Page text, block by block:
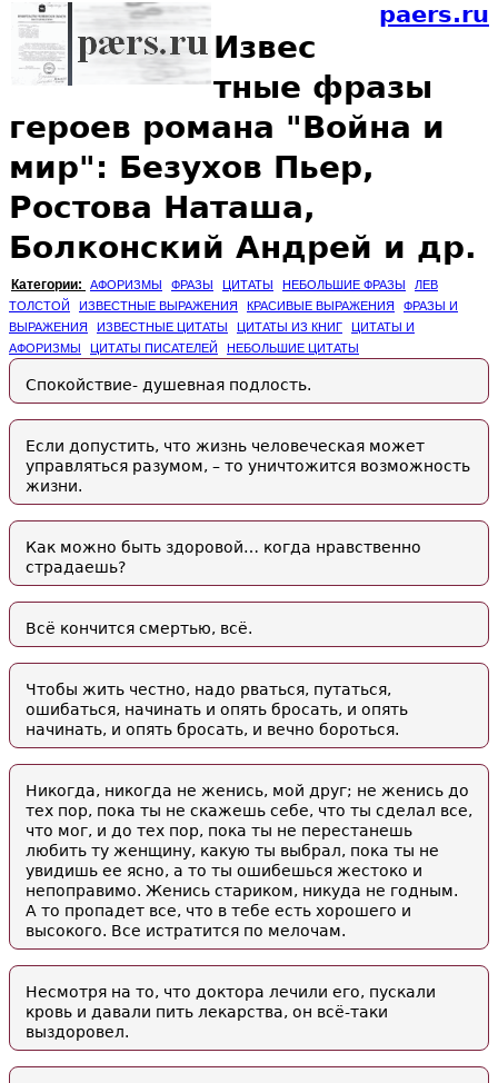
paers.ru
Извес
тные фразы
героев романа "Война и
мир": Безухов Пьер,
Ростова Наташа,
Болконский Андрей и др.
Категории: АФОРИЗМЫ ФРАЗЫ ЦИТАТЫ НЕБОЛЬШИЕ ФРАЗЫ
ЛЕВ
ТОЛСТОЙ
ИЗВЕСТНЫЕ ВЫРАЖЕНИЯ КРАСИВЫЕ ВЫРАЖЕНИЯ
ФРАЗЫ И
ВЫРАЖЕНИЯ
ИЗВЕСТНЫЕ ЦИТАТЫ ЦИТАТЫ ИЗ КНИГ
ЦИТАТЫ И
АФОРИЗМЫ
ЦИТАТЫ ПИСАТЕЛЕЙ НЕБОЛЬШИЕ ЦИТАТЫ
Спокойствие- душевная подлость.
Если допустить, что жизнь человеческая может
управляться разумом, – то уничтожится возможность
жизни.
Как можно быть здоровой… когда нравственно
страдаешь?
Всё кончится смертью, всё.
Чтобы жить честно, надо рваться, путаться,
ошибаться, начинать и опять бросать, и опять
начинать, и опять бросать, и вечно бороться.
Никогда, никогда не женись, мой друг; не женись до
тех пор, пока ты не скажешь себе, что ты сделал все,
что мог, и до тех пор, пока ты не перестанешь
любить ту женщину, какую ты выбрал, пока ты не
увидишь ее ясно, а то ты ошибешься жестоко и
непоправимо. Женись стариком, никуда не годным.
А то пропадет все, что в тебе есть хорошего и
высокого. Все истратится по мелочам.
Несмотря на то, что доктора лечили его, пускали
кровь и давали пить лекарства, он всё-таки
выздоровел.